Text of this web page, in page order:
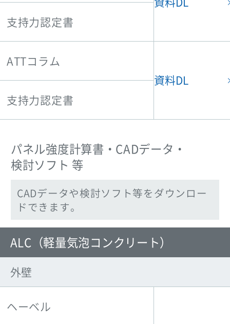
支持力認定書
ATTコラム
支持力認定書
資料DL
パネル強度計算書・CADデータ・
検討ソフト 等
CADデータや検討ソフト等をダウンロー
ドできます。
ALC（軽量気泡コンクリート）
外壁
ヘーベル